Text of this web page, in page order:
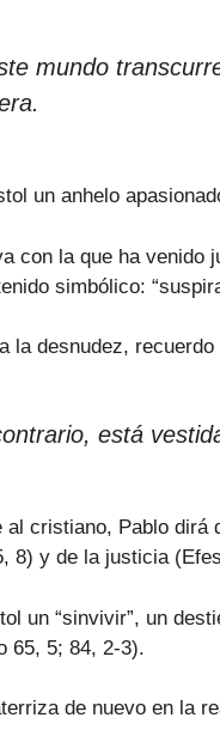
mundo
un anhelo
con la que ha
simbólico:
la desnudez,
está
al cristiano, Pablo
8) y de la justicia
un “sinvivir”, un
65, 5; 84, 2-3).
de nuevo en la